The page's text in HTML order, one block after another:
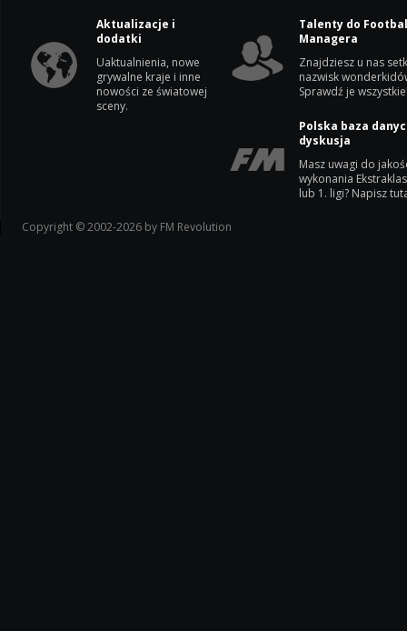
Aktualizacje i
dodatki
Uaktualnienia, nowe
grywalne kraje i inne
nowości ze światowej
sceny.
Talenty do
Managera
Znajdziesz u nas
nazwisk
Sprawdź je
Polska baza
dyskusja
Masz uwagi do
wykonania
lub 1. ligi? Napisz
Copyright © 2002-2026 by FM Revolution